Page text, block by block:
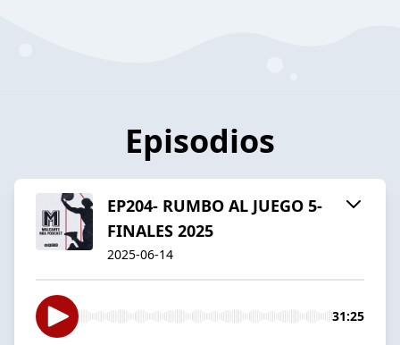
Episodios
EP204- RUMBO AL JUEGO 5-
FINALES 2025
2025-06-14
31:25